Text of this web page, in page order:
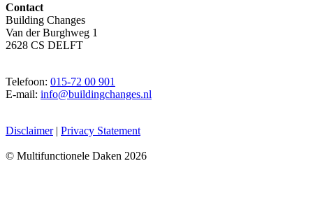
Contact
Building Changes
Van der Burghweg 1
2628 CS DELFT
Telefoon: 015-72 00 901
E-mail: info@buildingchanges.nl
Disclaimer| Privacy Statement
© Multifunctionele Daken 2026